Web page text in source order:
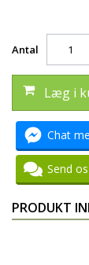
Antal
Læg i
Chat
Send
PRODUKT